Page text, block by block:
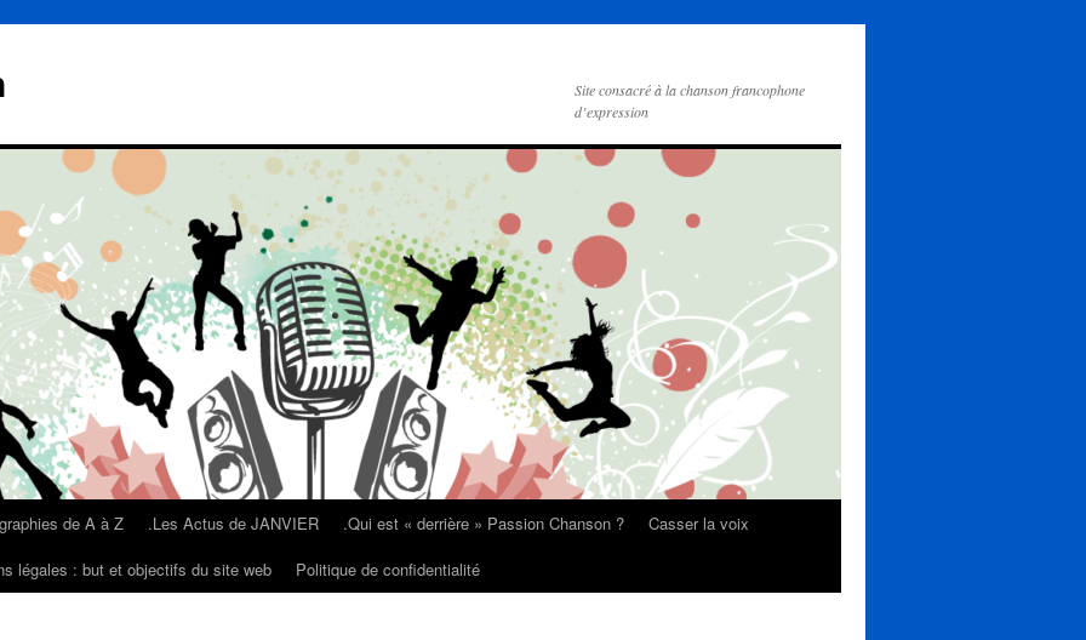
Site consacré à la chanson francophone
d’expression
de A à Z .Les Actus de JANVIER .Qui est « derrière » Passion Chanson ?
Casser la voix
légales : but et objectifs du site web Politique de confidentialité